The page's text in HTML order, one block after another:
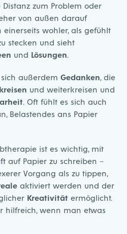
zum Problem oder
von außen darauf
wohler, als gefühlt
stecken und sieht
und Lösungen.
außerdem Gedanken, die
und weiterkreisen und
. Oft fühlt es sich auch
Belastendes ans Papier
ist es wichtig, mit
auf Papier zu schreiben –
Vorgang als zu tippen,
aktiviert werden und der
Kreativität ermöglicht.
hilfreich, wenn man etwas